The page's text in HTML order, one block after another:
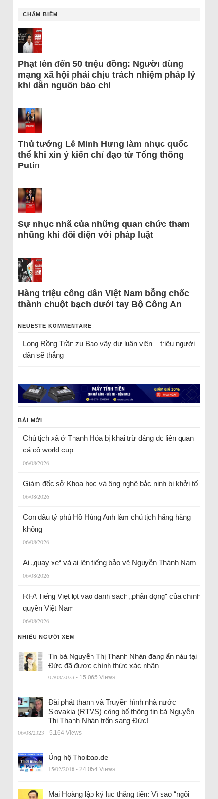
CHÂM BIẾM
Phạt lên đến 50 triệu đồng: Người dùng
mạng xã hội phải chịu trách nhiệm pháp lý
khi dẫn nguồn báo chí
Thủ tướng Lê Minh Hưng làm nhục quốc
thể khi xin ý kiến chỉ đạo từ Tổng thống
Putin
Sự nhục nhã của những quan chức tham
nhũng khi đối diện với pháp luật
Hàng triệu công dân Việt Nam bỗng chốc
thành chuột bạch dưới tay Bộ Công An
NEUESTE KOMMENTARE
Long Rồng Trầnzu Bao vây dư luận viên – triệu người
dân sẽ thắng
BÀI MỚI
Chủ tịch xã ở Thanh Hóa bị khai trừ đảng do liên quan
cá độ world cup
06/08/2026
Giám đốc sở Khoa học và ông nghệ bắc ninh bị khởi tố
06/08/2026
Con dâu tỷ phú Hồ Hùng Anh làm chủ tịch hãng hàng
không
06/08/2026
Ai „quay xe“ và ai lên tiếng bảo vệ Nguyễn Thành Nam
06/08/2026
RFA Tiếng Việt lọt vào danh sách „phản động“ của chính
quyền Việt Nam
06/08/2026
NHIỀU NGƯỜI XEM
Tin bà Nguyễn Thị Thanh Nhàn đang ẩn náu tại
Đức đã được chính thức xác nhận
07/08/2023 - 15.065 Views
Đài phát thanh và Truyền hình nhà nước
Slovakia (RTVS) công bố thông tin bà Nguyễn
Thị Thanh Nhàn trốn sang Đức!
06/08/2023 - 5.164 Views
Ủng hộ Thoibao.de
15/02/2018 - 24.054 Views
Mai Hoàng lập kỷ lục thăng tiến: Vì sao “ngôi